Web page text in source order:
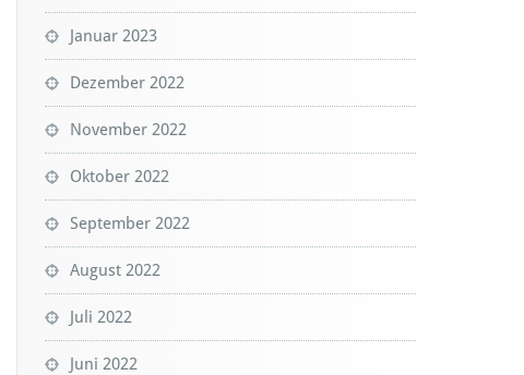
Januar 2023
Dezember 2022
November 2022
Oktober 2022
September 2022
August 2022
Juli 2022
Juni 2022